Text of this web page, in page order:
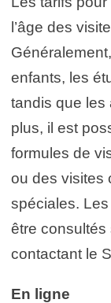
l’âge des
enfants, les
tandis que les
plus, il est
formules de
ou des visites
spéciales.
être consultés
contactant le
En ligne